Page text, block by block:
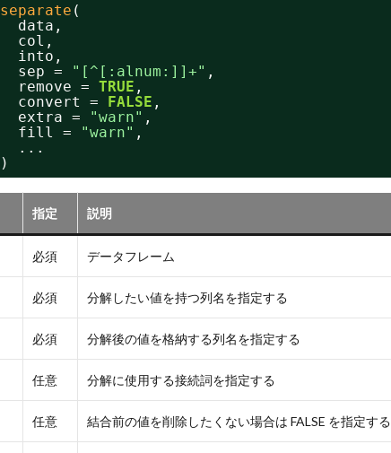
separate (
data,
col,
into,
sep =
"[^[:alnum:]]+" ,
remove = TRUE ,
convert = FALSE ,
extra =
"warn" ,
fill =
"warn" ,
...
)
指定 説明
必須 データフレーム
必須 分解したい値を持つ列名を指定する
必須 分解後の値を格納する列名を指定する
任意 分解に使用する接続詞を指定する
任意 結合前の値を削除したくない場合は FALSE を指定する